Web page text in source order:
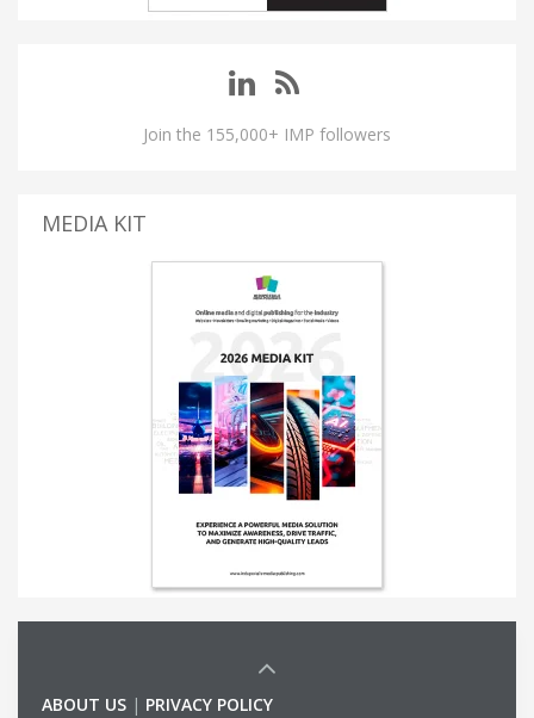
Join the 155,000+ IMP followers
MEDIA KIT
ABOUT US | PRIVACY POLICY